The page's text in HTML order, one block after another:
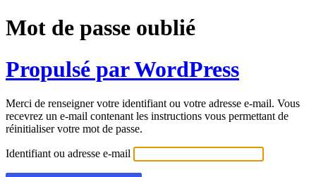
Mot de passe oublié
Propulsé par WordPress
Merci de renseigner votre identifiant ou votre adresse e-mail. Vous
recevrez un e-mail contenant les instructions vous permettant de
réinitialiser votre mot de passe.
Identifiant ou adresse e-mail